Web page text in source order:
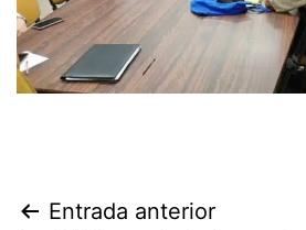
Navegación
Entrada anterior